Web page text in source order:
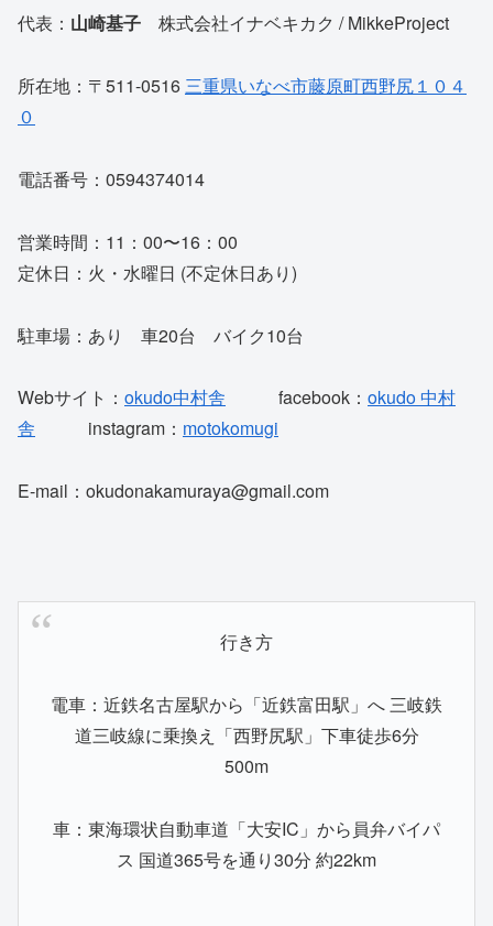
代表： 山崎基子 株式会社イナベキカク / MikkeProject
所在地：〒511-0516三重県いなべ市藤原町西野尻１０４
０
電話番号：0594374014
営業時間：11：00〜16：00
定休日：火・水曜日 (不定休日あり)
駐車場：あり 車20台 バイク10台
Webサイト： okudo中村舎 facebook： okudo 中村
舎 instagram： motokomugi
E-mail：okudonakamuraya@gmail.com
行き方
電車：近鉄名古屋駅から「近鉄富田駅」へ 三岐鉄
道三岐線に乗換え「西野尻駅」下車徒歩6分
500m
車：東海環状自動車道「大安IC」から 員弁バイパ
ス 国道365号を通り30分 約22km